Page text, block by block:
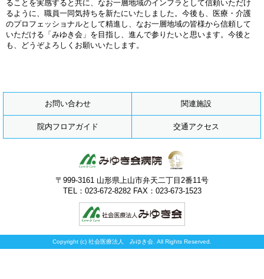
ることを実感すると共に、なお一層地域のインフラとして信頼いただけ
るように、職員一同気持ちを新たにいたしました。今後も、医療・介護
のプロフェッショナルとして精進し、なお一層地域の皆様から信頼して
いただける「みゆき会」を目指し、進んで参りたいと思います。今後と
も、どうぞよろしくお願いいたします。
お問い合わせ 関連施設
院内フロアガイド 交通アクセス
〒999-3161 山形県上山市弁天二丁目2番11号
TEL：023-672-8282 FAX：023-673-1523
Copyright (c) 社会医療法人 みゆき会. All Rights Reserved.